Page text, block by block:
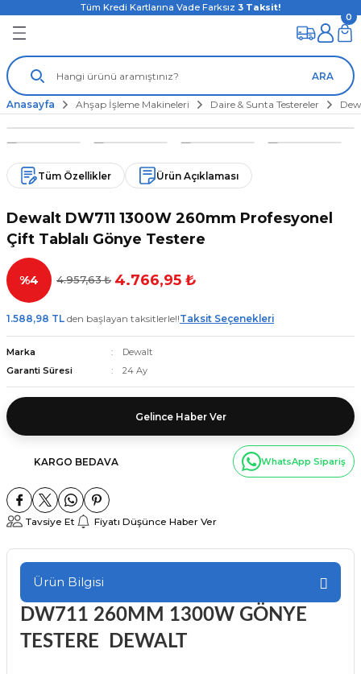
Tüm Kredi Kartlarına Vade Farksız 3 Taksit!
ARA
0
Anasayfa Ahşap İşleme Makineleri Daire & Sunta Testereler
Tüm Özellikler Ürün Açıklaması
Dewalt DW711 1300W 260mm Profesyonel
Çift Tablalı Gönye Testere
%4 4.957,63 ₺ 4.766,95 ₺
1.588,98 TL den başlayan taksitlerle!!Taksit Seçenekleri
Marka
Dewalt
Garanti Süresi
24 Ay
Gelince Haber Ver
KARGO BEDAVA WhatsApp Sipariş
Tavsiye Et Fiyatı Düşünce Haber Ver
Ürün Bilgisi
DW711 260MM 1300W GÖNYE
TESTERE DEWALT